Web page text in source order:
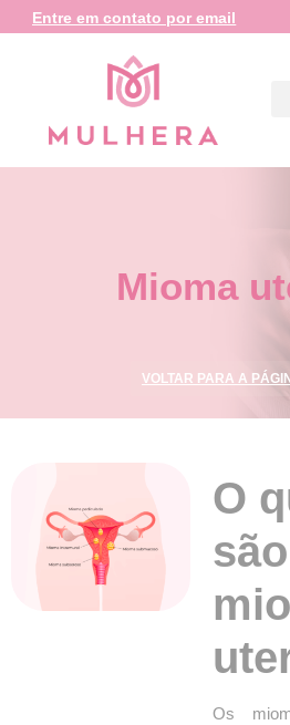
Entre em contato por email
Mioma
VOLTAR PARA A
O
são
Os